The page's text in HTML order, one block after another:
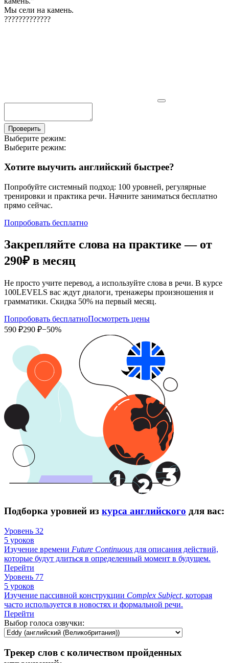
Мы сели на камень.
?????????????
Проверить
Выберите режим:
Выберите режим:
Хотите выучить английский быстрее?
Попробуйте системный подход: 100 уровней, регулярные
тренировки и практика речи. Начните заниматься бесплатно
прямо сейчас.
Попробовать бесплатно
Закрепляйте слова на практике — от
290₽ в месяц
Не просто учите перевод, а используйте слова в речи. В курсе
100LEVELS вас ждут диалоги, тренажеры произношения и
грамматики. Скидка 50% на первый месяц.
Попробовать бесплатноПосмотреть цены
590 ₽290 ₽−50%
Подборка уровней из курса английского для вас:
Уровень 32
5 уроков
Изучение времени Future Continuous для описания действий,
которые будут длиться в определенный момент в будущем.
Перейти
Уровень 77
5 уроков
Изучение пассивной конструкции Complex Subject, которая
часто используется в новостях и формальной речи.
Перейти
Выбор голоса озвучки:
Трекер слов с количеством пройденных